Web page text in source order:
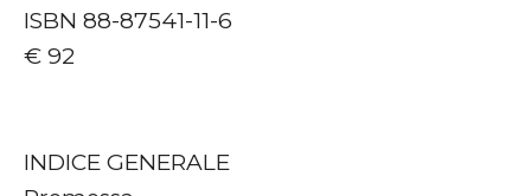
ISBN 88-87541-11-6
€ 92
INDICE GENERALE